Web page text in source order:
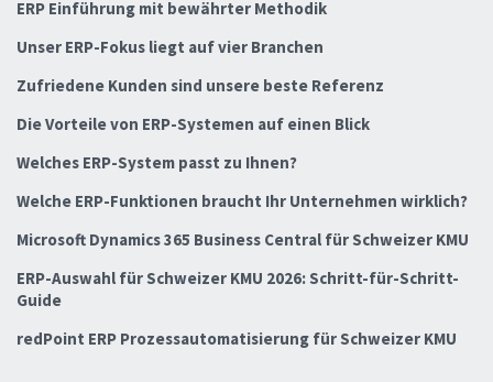
ERP Einführung mit bewährter Methodik
Unser ERP-Fokus liegt auf vier Branchen
Zufriedene Kunden sind unsere beste Referenz
Die Vorteile von ERP-Systemen auf einen Blick
Welches ERP-System passt zu Ihnen?
Welche ERP-Funktionen braucht Ihr Unternehmen wirklich?
Microsoft Dynamics 365 Business Central für Schweizer KMU
ERP-Auswahl für Schweizer KMU 2026: Schritt-für-Schritt-
Guide
redPoint ERP Prozessautomatisierung für Schweizer KMU